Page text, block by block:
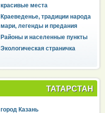
красивые места
Краеведенье, традиции народа
мари, легенды и предания
Районы и населенные пункты
Экологическая страничка
ТАТАРСТАН
город Казань